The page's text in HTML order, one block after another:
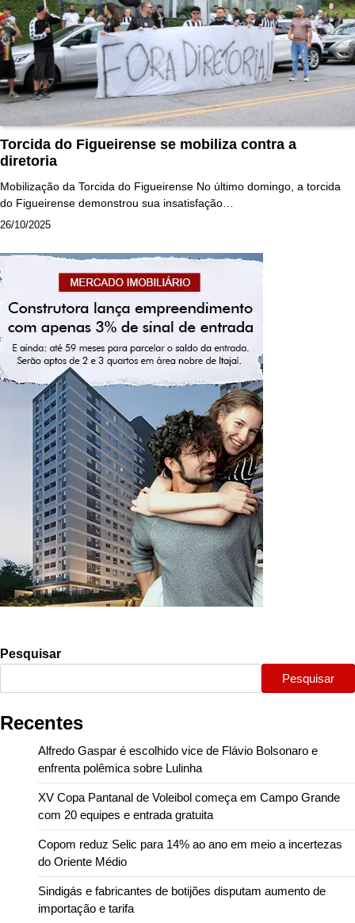
Torcida do Figueirense se mobiliza contra a
diretoria
Mobilização da Torcida do Figueirense No último domingo, a torcida
do Figueirense demonstrou sua insatisfação…
26/10/2025
Pesquisar
Pesquisar
Recentes
Alfredo Gaspar é escolhido vice de Flávio Bolsonaro e
enfrenta polêmica sobre Lulinha
XV Copa Pantanal de Voleibol começa em Campo Grande
com 20 equipes e entrada gratuita
Copom reduz Selic para 14% ao ano em meio a incertezas
do Oriente Médio
Sindigás e fabricantes de botijões disputam aumento de
importação e tarifa